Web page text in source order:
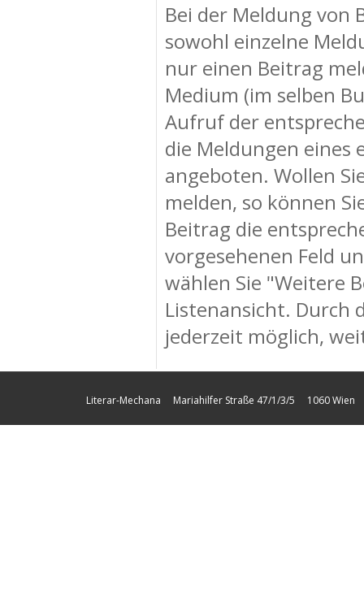
Bei der Meldung von
sowohl einzelne
nur einen Beitrag
Medium (im selben
Aufruf der
die Meldungen eines
angeboten. Wollen
melden, so können
Beitrag die
vorgesehenen Feld
wählen Sie "Weitere
Listenansicht. Durch
jederzeit möglich,
Literar-Mechana Mariahilfer Straße 47/1/3/5 1060 Wien